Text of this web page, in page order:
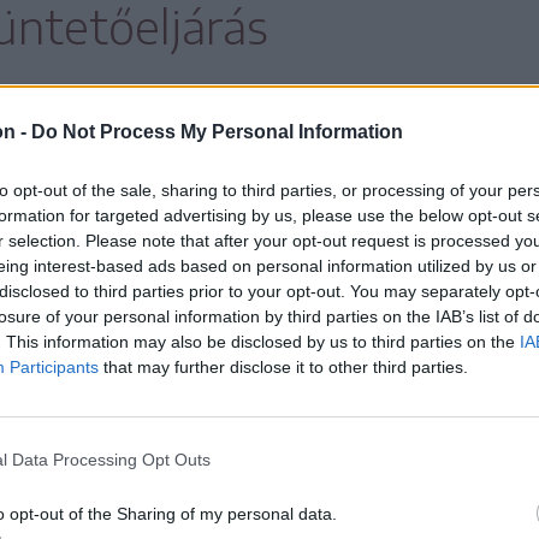
- Do Not Process My Personal Information
opt-out of the sale, sharing to third parties, or processing of your
for targeted advertising by us, please use the below opt-out
selection. Please note that after your opt-out request is processed
interest-based ads based on personal information utilized by us
to third parties prior to your opt-out. You may separately
of your personal information by third parties on the IAB’s list of
This information may also be disclosed by us to third parties on the
Participants that may further disclose it to other third parties.
Data Processing Opt Outs
opt-out of the Sharing of my personal data.
, a tett elkövetésében három kiskorú vett
be a 14 évet, így a törvény szerint
vonni, esetében a gyermekvédelmi
szükséges lépéseket.
az egyik 15 éves
társával együtt már